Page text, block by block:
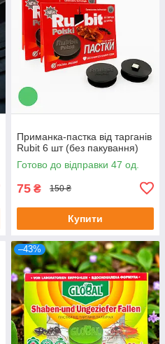
Приманка-пастка від тарганів
Rubit 6 шт (без пакування)
Готово до відправки 47 од.
75 ₴ 150 ₴
Купити
–43%